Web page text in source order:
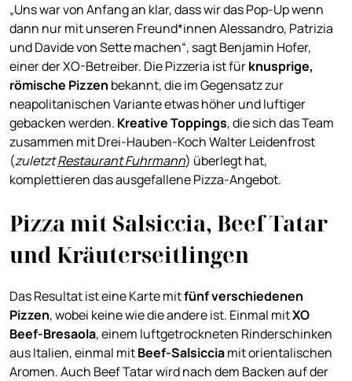
„Uns war von Anfang an klar, dass wir das Pop-Up wenn
dann nur mit unseren Freund*innen Alessandro, Patrizia
und Davide von Sette machen“, sagt Benjamin Hofer,
einer der XO-Betreiber. Die Pizzeria ist fürknusprige,
römische Pizzen bekannt, die im Gegensatz zur
neapolitanischen Variante etwas höher und luftiger
gebacken werden. Kreative Toppings, die sich das Team
zusammen mit Drei-Hauben-Koch Walter Leidenfrost
(zuletztRestaurant Fuhrmann) überlegt hat,
komplettieren das ausgefallene Pizza-Angebot.
Pizza mit Salsiccia, Beef Tatar
und Kräuterseitlingen
Das Resultat ist eine Karte mitfünf verschiedenen
Pizzen, wobei keine wie die andere ist. Einmal mitXO
Beef-Bresaola, einem luftgetrockneten Rinderschinken
aus Italien, einmal mitBeef-Salsicciamit orientalischen
Aromen. Auch Beef Tatar wird nach dem Backen auf der